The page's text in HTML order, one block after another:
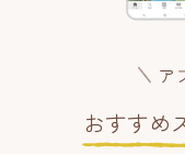
ア
おすすめ